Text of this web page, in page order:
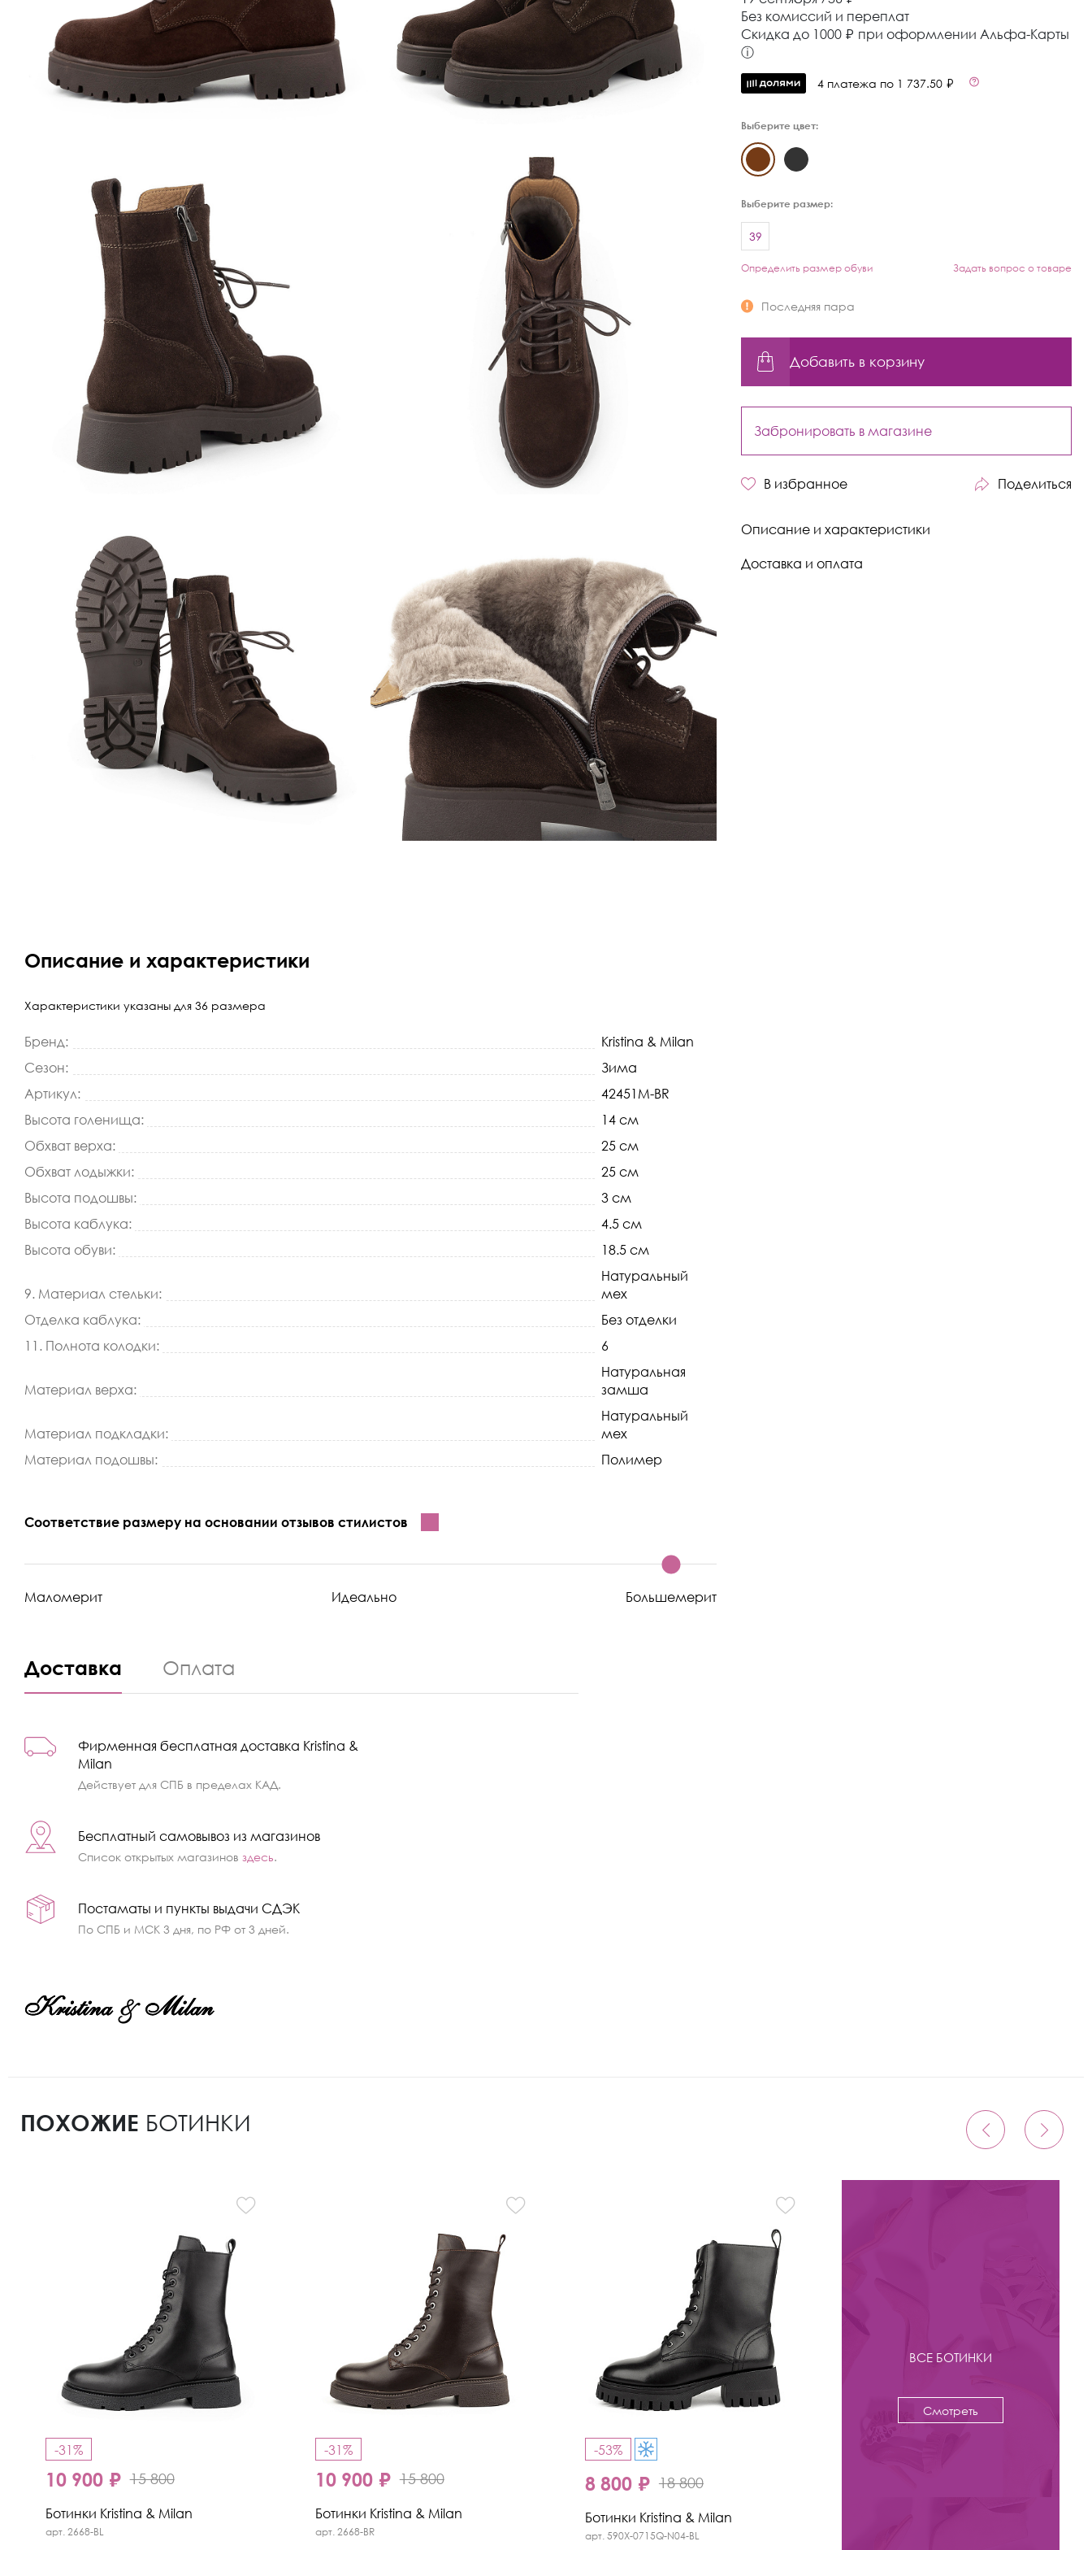
Полуботинки
Челси
Кроссовки
Мюли
Полусапоги
Без комиссий и переплат
Cкидка до 1000 ₽ при оформлении Альфа-Карты
ⓘ
4 платежа по 1 737.50 ₽
Выберите цвет:
Выберите размер:
39
Определить размер обуви Задать вопрос о товаре
Последняя пара
Добавить в корзину
Забронировать в магазине
В избранное Поделиться
Описание и характеристики
Доставка и оплата
Описание и характеристики
Характеристики указаны для 36 размера
Бренд:
Kristina & Milan
Сезон:
Зима
Артикул:
42451M-BR
Высота голенища:
14 см
Обхват верха:
25 см
Обхват лодыжки:
25 см
Высота подошвы:
3 см
Высота каблука:
4.5 см
Высота обуви:
18.5 см
9. Материал стельки:
Натуральный
мех
Отделка каблука:
Без отделки
11. Полнота колодки:
6
Материал верха:
Натуральная
замша
Материал подкладки:
Натуральный
мех
Материал подошвы:
Полимер
Соответствие размеру на основании отзывов стилистов
Маломерит Идеально Большемерит
Доставка Оплата
Фирменная бесплатная доставка Kristina &
Milan
Действует для СПБ в пределах КАД.
Бесплатный самовывоз из магазинов
Список открытых магазиновздесь.
Постаматы и пункты выдачи СДЭК
По СПБ и МСК 3 дня, по РФ от 3 дней.
ПОХОЖИЕ БОТИНКИ
-31%
10 900 ₽ 15 800
Ботинки Kristina & Milan
арт. 2668-BL
-31%
10 900 ₽ 15 800
Ботинки Kristina & Milan
арт. 2668-BR
-53%
8 800 ₽ 18 800
Ботинки Kristina & Milan
арт. 590X-0715Q-N04-BL
ВСЕ БОТИНКИ
Смотреть